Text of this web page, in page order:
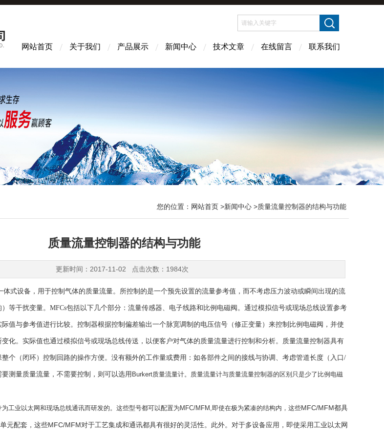
网站首页 关于我们 产品展示 新闻中心 技术文章 在线留言 联系我们
您的位置： 网站首页 >新闻中心 >质量流量控制器的结构与功能
质量流量控制器的结构与功能
更新时间：2017-11-02 点击次数：1984次
式设备，用于控制气体的质量流量。所控制的是一个预先设置的流量参考值，而不考虑压力波动或瞬间出现的流
等干扰变量。MFCs包括以下几个部分：流量传感器、电子线路和比例电磁阀。通过模拟信号或现场总线设置参考
值与参考值进行比较。控制器根据控制偏差输出一个脉宽调制的电压信号（修正变量）来控制比例电磁阀，并使
化。实际值也通过模拟信号或现场总线传送，以便客户对气体的质量流量进行控制和分析。质量流量控制器具有
个（闭环）控制回路的操作方便。没有额外的工作量或费用：如各部件之间的接线与协调、考虑管道长度（入口/
测量质量流量，不需要控制，则可以选用 Burkert质量流量计。质量流量计与质量流量控制器的区别只是少了比例电磁
工业以太网和现场总线通讯而研发的。这些型号都可以配置为MFC/MFM,即使在极为紧凑的结构内，这些MFC/MFM都具
元配套，这些MFC/MFM对于工艺集成和通讯都具有很好的灵活性。此外。对于多设备应用，即使采用工业以太网